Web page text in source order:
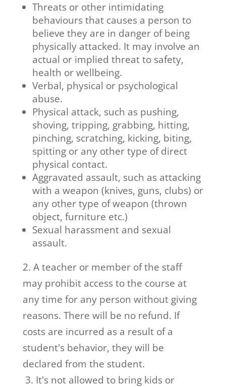
Threats or other intimidating
behaviours that causes a person to
believe they are in danger of being
physically attacked. It may involve an
actual or implied threat to safety,
health or wellbeing.
Verbal, physical or psychological
abuse.
Physical attack, such as pushing,
shoving, tripping, grabbing, hitting,
pinching, scratching, kicking, biting,
spitting or any other type of direct
physical contact.
Aggravated assault, such as attacking
with a weapon (knives, guns, clubs) or
any other type of weapon (thrown
object, furniture etc.)
Sexual harassment and sexual
assault.
2. A teacher or member of the staff
may prohibit access to the course at
any time for any person without giving
reasons. There will be no refund. If
costs are incurred as a result of a
student's behavior, they will be
declared from the student.
3. It's not allowed to bring kids or